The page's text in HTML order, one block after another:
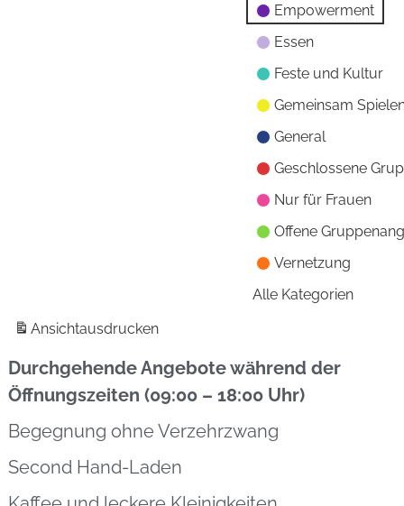
Empowerment
Essen
Feste und Kultur
Gemeinsam
General
Geschlossene
Nur für Frauen
Offene
Vernetzung
Alle Kategorien
Ansichtausdrucken
Durchgehende Angebote während der
Öffnungszeiten (09:00 – 18:00 Uhr)
Begegnung ohne Verzehrzwang
Second Hand-Laden